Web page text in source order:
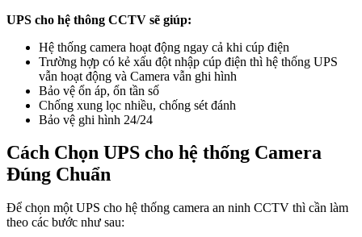
UPS cho hệ thông CCTV sẽ giúp:
Hệ thống camera hoạt động ngay cả khi cúp điện
Trường hợp có kẻ xấu đột nhập cúp điện thì hệ thống UPS
vẫn hoạt động và Camera vẫn ghi hình
Bảo vệ ổn áp, ổn tần số
Chống xung lọc nhiều, chống sét đánh
Bảo vệ ghi hình 24/24
Cách Chọn UPS cho hệ thống Camera
Đúng Chuẩn
Để chọn một UPS cho hệ thống camera an ninh CCTV thì cần làm
theo các bước như sau: